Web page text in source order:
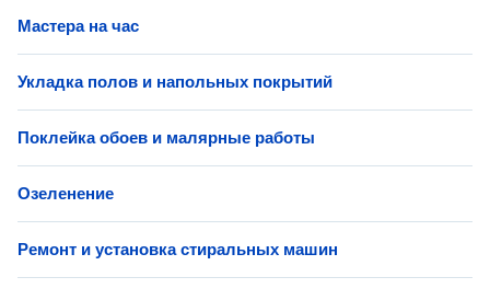
Мастера на час
Укладка полов и напольных покрытий
Поклейка обоев и малярные работы
Озеленение
Ремонт и установка стиральных машин